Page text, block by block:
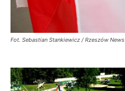
Fot. Sebastian Stankiewicz / Rzeszów News